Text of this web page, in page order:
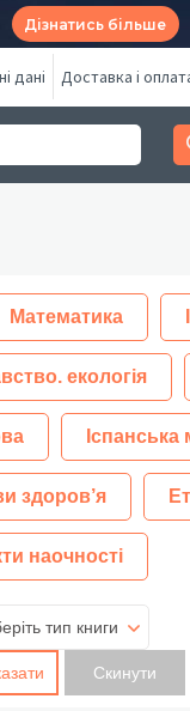
Дізнатись більше
дані Доставка і
Математика
екологія
Іспанська
здоров’я
наочності
тип книги